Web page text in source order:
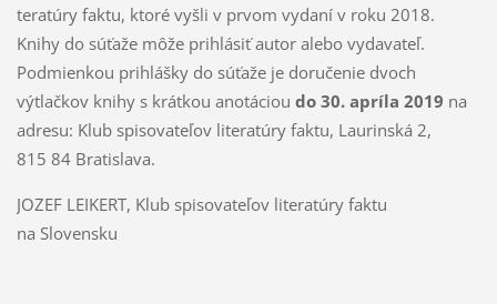
teratúry faktu, ktoré vyšli v prvom vydaní v ro­ku 2018.
Knihy do súťaže môže prihlásiť autor alebo vydavateľ.
Podmienkou prihlášky do súťa­že je doručenie dvoch
výtlačkov knihy s krátkou anotáciou do 30. apríla 2019 na
adresu: Klub spisovateľov literatúry faktu, Laurinská 2,
815 84 Bratislava.
JOZEF LEIKERT, Klub spisovateľov literatúry faktu
na Slovensku